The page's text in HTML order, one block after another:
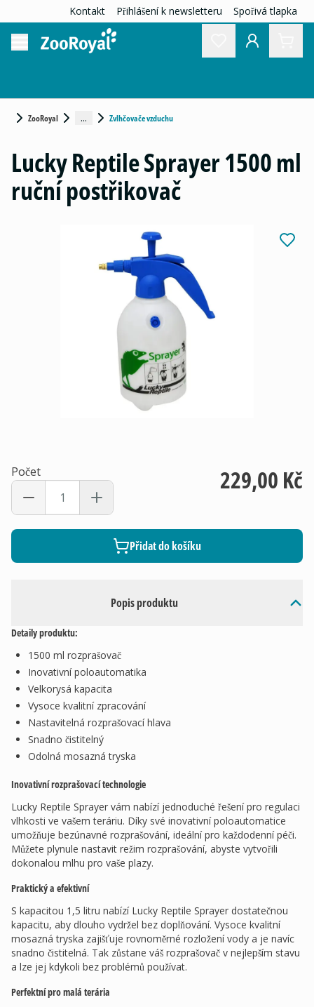
Kontakt Přihlášení k newsletteru Spořivá tlapka
ZooRoyal ... Zvlhčovače vzduchu
Popis produktu
Detaily produktu:
1500 ml rozprašovač
Inovativní poloautomatika
Velkorysá kapacita
Vysoce kvalitní zpracování
Nastavitelná rozprašovací hlava
Snadno čistitelný
Odolná mosazná tryska
Inovativní rozprašovací technologie
Lucky Reptile Sprayer vám nabízí jednoduché řešení pro regulaci
vlhkosti ve vašem teráriu. Díky své inovativní poloautomatice
umožňuje bezúnavné rozprašování, ideální pro každodenní péči.
Můžete plynule nastavit režim rozprašování, abyste vytvořili
dokonalou mlhu pro vaše plazy.
Praktický a efektivní
S kapacitou 1,5 litru nabízí Lucky Reptile Sprayer dostatečnou
kapacitu, aby dlouho vydržel bez doplňování. Vysoce kvalitní
mosazná tryska zajišťuje rovnoměrné rozložení vody a je navíc
snadno čistitelná. Tak zůstane váš rozprašovač v nejlepším stavu
a lze jej kdykoli bez problémů používat.
Perfektní pro malá terária
Lucky Reptile Sprayer 1500 ml
ruční postřikovač
Počet 229,00 Kč
Přidat do košíku